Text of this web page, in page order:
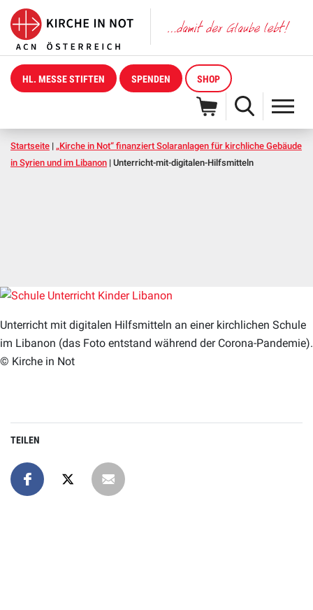
HL. MESSE STIFTEN SPENDEN SHOP
Startseite | „Kirche in Not“ finanziert Solaranlagen für kirchliche Gebäude
in Syrien und im Libanon | Unterricht-mit-digitalen-Hilfsmitteln
Unterricht mit digitalen Hilfsmitteln an einer kirchlichen Schule
im Libanon (das Foto entstand während der Corona-Pandemie).
© Kirche in Not
TEILEN